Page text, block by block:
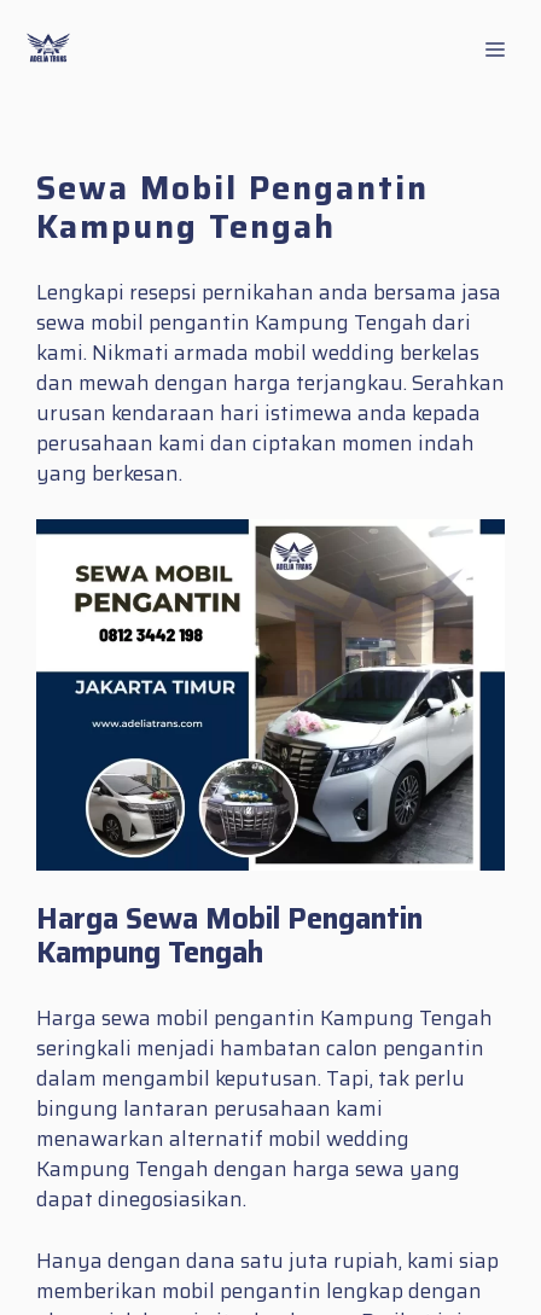
content
Sewa Mobil Pengantin
Kampung Tengah
Lengkapi resepsi pernikahan anda bersama jasa
sewa mobil pengantin Kampung Tengah dari
kami. Nikmati armada mobil wedding berkelas
dan mewah dengan harga terjangkau. Serahkan
urusan kendaraan hari istimewa anda kepada
perusahaan kami dan ciptakan momen indah
yang berkesan.
Harga Sewa Mobil Pengantin
Kampung Tengah
Harga sewa mobil pengantin Kampung Tengah
seringkali menjadi hambatan calon pengantin
dalam mengambil keputusan. Tapi, tak perlu
bingung lantaran perusahaan kami
menawarkan alternatif mobil wedding
Kampung Tengah dengan harga sewa yang
dapat dinegosiasikan.
Hanya dengan dana satu juta rupiah, kami siap
memberikan mobil pengantin lengkap dengan